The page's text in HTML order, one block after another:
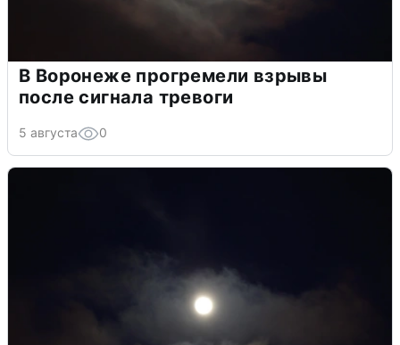
В Воронеже прогремели взрывы
после сигнала тревоги
5 августа 0